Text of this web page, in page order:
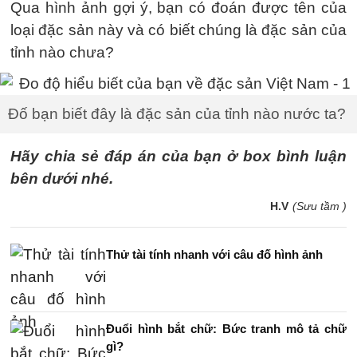
Qua hình ảnh gợi ý, bạn có đoán được tên của
loại đặc sản này và có biết chúng là đặc sản của
tỉnh nào chưa?
Đố bạn biết đây là đặc sản của tỉnh nào nước ta?
Hãy chia sẻ đáp án của bạn ở box bình luận
bên dưới nhé.
H.V (Sưu tầm )
Thử tài tính nhanh với câu đố hình ảnh
Đuổi hình bắt chữ: Bức tranh mô tả chữ
gì?